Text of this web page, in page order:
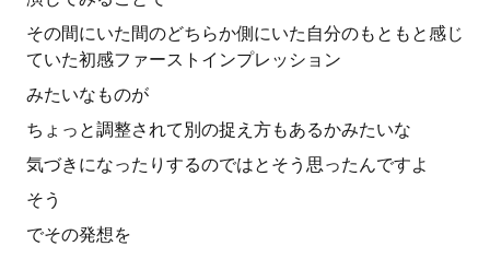
その間にいた間のどちらか側にいた自分のもともと感じ
ていた初感ファーストインプレッション
みたいなものが
ちょっと調整されて別の捉え方もあるかみたいな
気づきになったりするのではとそう思ったんですよ
そう
でその発想を